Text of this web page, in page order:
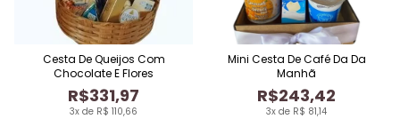
3x de R$ 110,66
R$331,97
Cesta De Queijos Com
Chocolate E Flores
3x de R$ 81,14
R$243,42
Mini Cesta De Café Da Da
Manhã